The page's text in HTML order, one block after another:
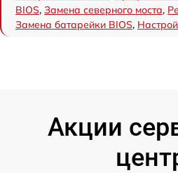
BIOS, Замена северного моста,
Замена батарейки BIOS,
Акции